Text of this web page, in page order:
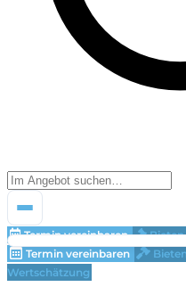
Termin vereinbaren Bieten
Termin vereinbaren
Wertschätzung